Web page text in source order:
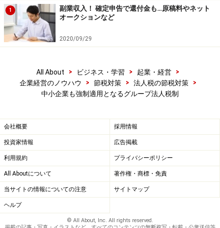
1
副業収入！ 確定申告で還付金も…原稿料やネット
オークションなど
2020/09/29
All About > ビジネス・学習 > 起業・経営
>
企業経営のノウハウ
> 節税対策 > 法人税の節税対策
>
中小企業も強制適用となるグループ法人税制
会社概要 採用情報
投資家情報 広告掲載
利用規約 プライバシーポリシー
All Aboutについて 著作権・商標・免責
当サイトの情報についての注意 サイトマップ
ヘルプ
© All About, Inc. All rights reserved.